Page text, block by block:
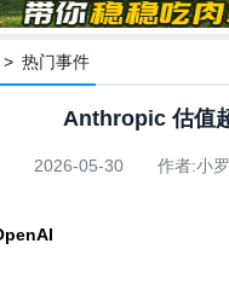
>热门事件
Anthropic 估值
2026-05-30 作者:小